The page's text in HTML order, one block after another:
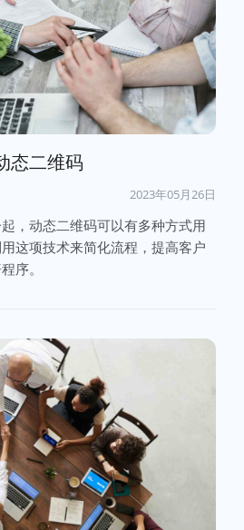
态二维码
2023年05月26日
，动态二维码可以有多种方式用
这项技术来简化流程，提高客户
序。